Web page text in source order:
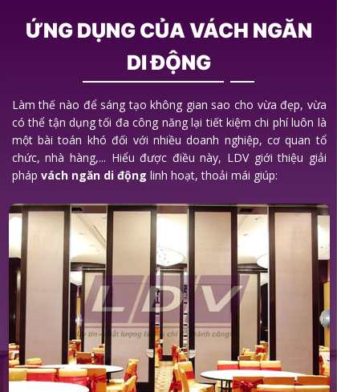
ỨNG DỤNG CỦA VÁCH NGĂN
DI ĐỘNG
Làm thế nào để sáng tạo không gian sao cho vừa đẹp, vừa
có thể tận dụng tối đa công năng lại tiết kiệm chi phí luôn là
một bài toán khó đối với nhiều doanh nghiệp, cơ quan tổ
chức, nhà hàng,... Hiểu được điều này, LDV giới thiệu giải
pháp vách ngăn di động linh hoạt, thoải mái giúp: